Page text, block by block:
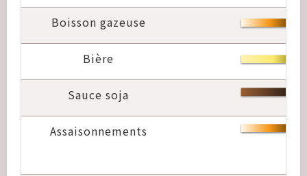
Boisson gazeuse
Bière
Sauce soja
Assaisonnements